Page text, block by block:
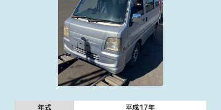
年式 平成17年